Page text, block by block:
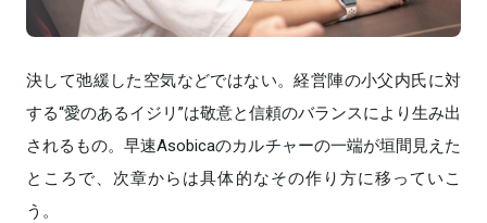
決して弛緩した空気などではない。経営陣の小父内氏に対
する“愛のあるイジリ”は敬意と信頼のバランスにより生み出
されるもの。早速Asobicaのカルチャーの一端が垣間見えた
ところで、次章からは具体的なその作り方に移っていこ
う。